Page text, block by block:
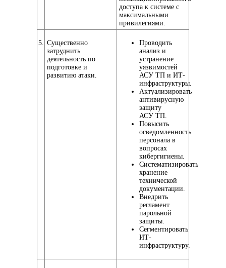
доступа к системе с
максимальными
привилегиями.
5. Существенно
затруднить
деятельность по
подготовке и
развитию атаки.
Проводить
анализ и
устранение
уязвимостей
АСУ ТП и ИТ-
инфраструктуры.
Актуализировать
антивирусную
защиту
АСУ ТП.
Повысить
осведомленность
персонала в
вопросах
кибергигиены.
Систематизировать
хранение
технической
документации.
Внедрить
регламент
парольной
защиты.
Сегментировать
ИТ-
инфраструктуру.